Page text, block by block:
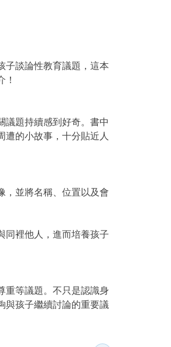
子談論性教育議題，這本
！
議題持續感到好奇。書中
的小故事，十分貼近人
，並將名稱、位置以及會
同裡他人，進而培養孩子
重等議題。不只是認識身
與孩子繼續討論的重要議